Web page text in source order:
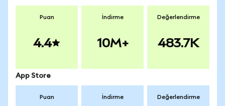
Puan
4.4
İndirme
10M+
Değerlendirme
483.7K
App Store
Puan İndirme Değerlendirme